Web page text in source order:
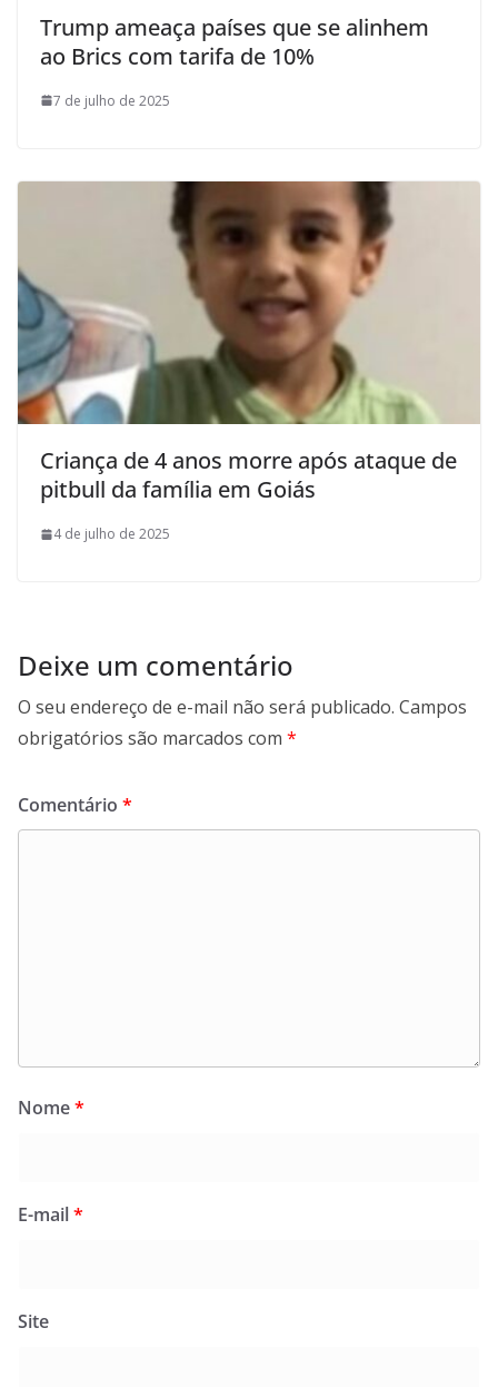
Trump ameaça países que se alinhem
ao Brics com tarifa de 10%
7 de julho de 2025
Criança de 4 anos morre após ataque de
pitbull da família em Goiás
4 de julho de 2025
Deixe um comentário
O seu endereço de e-mail não será publicado. Campos
obrigatórios são marcados com *
Comentário *
Nome*
E-mail*
Site